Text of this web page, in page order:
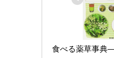
食べる薬草事典